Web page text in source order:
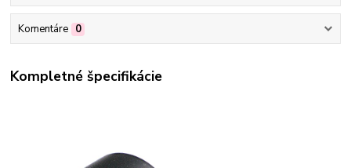
Komentáre 0
Kompletné špecifikácie